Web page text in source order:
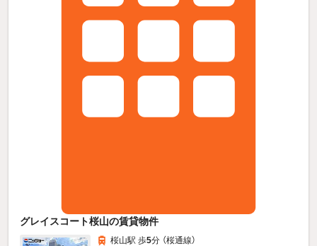
グレイスコート桜山の賃貸物件
桜山駅 歩5分 （桜通線）